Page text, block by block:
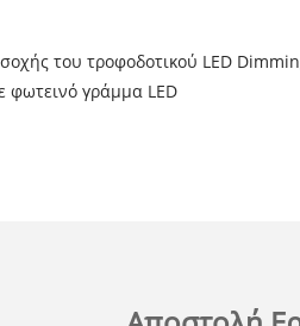
του τροφοδοτικού LED
φωτεινό γράμμα LED